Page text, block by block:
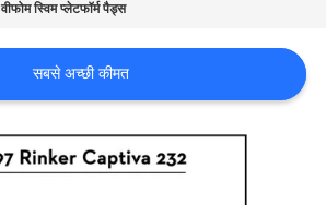
वीफोम स्विम प्लेटफॉर्म पैड्स
सबसे अच्छी कीमत